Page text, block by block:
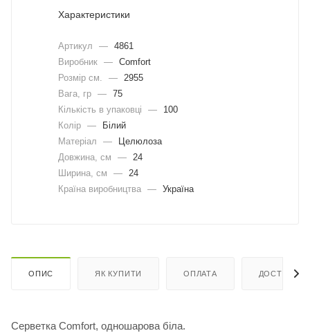
Характеристики
Артикул — 4861
Виробник — Comfort
Розмір см.
—
2955
Вага, гр — 75
Кількість в упаковці
—
100
Колір —
Білий
Матеріал
—
Целюлоза
Довжина, cм
—
24
Ширина, cм
—
24
Країна виробництва — Україна
ОПИС ЯК КУПИТИ ОПЛАТА ДОСТАВКА
Серветка Comfort, одношарова біла.